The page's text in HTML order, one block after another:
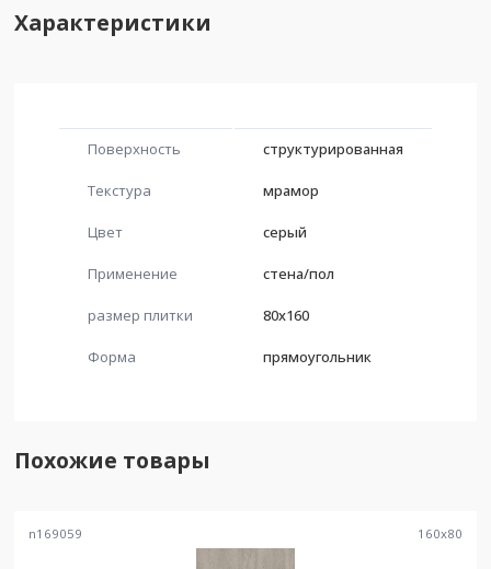
Характеристики
Поверхность структурированная
Текстура мрамор
Цвет серый
Применение стена/пол
размер плитки 80x160
Форма прямоугольник
Похожие товары
n169059 160x80